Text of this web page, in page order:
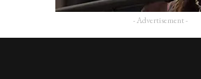
- Advertisement -